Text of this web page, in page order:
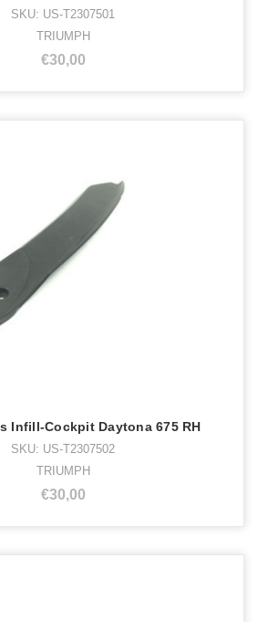
SKU: US-T2307501
TRIUMPH
€30,00
Infill-Cockpit Daytona 675 RH
SKU: US-T2307502
TRIUMPH
€30,00